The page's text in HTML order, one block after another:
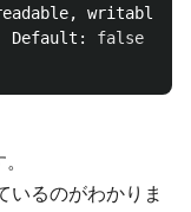
writable
Default:
false
いるのがわかりま